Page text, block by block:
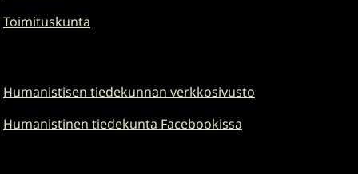
Toimituskunta
Humanistisen tiedekunnan verkkosivusto
Humanistinen tiedekunta Facebookissa